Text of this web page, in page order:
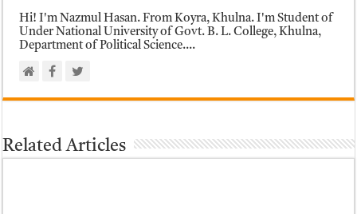
Hi! I'm Nazmul Hasan. From Koyra, Khulna. I'm Student of
Under National University of Govt. B. L. College, Khulna,
Department of Political Science....
Related Articles